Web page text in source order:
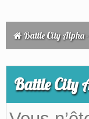
Battle City Alpha
Battle City